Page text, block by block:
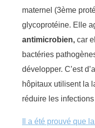
maternel (3ème
glycoprotéine. Elle
antimicrobien, car
bactéries
développer. C’est
hôpitaux utilisent la
réduire les infections
Il a été prouvé que